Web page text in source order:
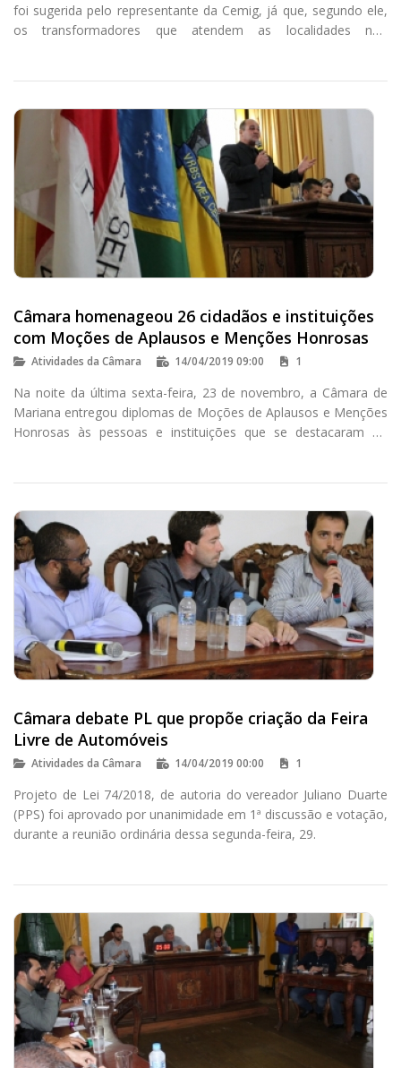
foi sugerida pelo representante da Cemig, já que, segundo ele,
os transformadores que atendem as localidades não
Câmara homenageou 26 cidadãos e instituições
com Moções de Aplausos e Menções Honrosas
Atividades da Câmara 14/04/2019 09:00 1
Na noite da última sexta-feira, 23 de novembro, a Câmara de
Mariana entregou diplomas de Moções de Aplausos e Menções
Honrosas às pessoas e instituições que se destacaram ao
Câmara debate PL que propõe criação da Feira
Livre de Automóveis
Atividades da Câmara 14/04/2019 00:00 1
Projeto de Lei 74/2018, de autoria do vereador Juliano Duarte
(PPS) foi aprovado por unanimidade em 1ª discussão e votação,
durante a reunião ordinária dessa segunda-feira, 29.